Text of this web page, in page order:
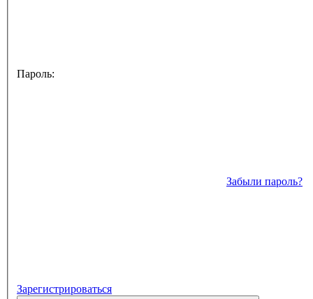
Пароль:
Забыли пароль?
Зарегистрироваться